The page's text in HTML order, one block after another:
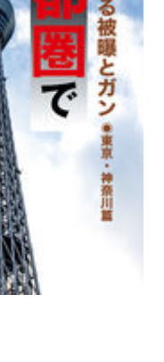
演会
ントダウンinかわさ
ントダウンinかわさ
ウントダウンinかわ
ウントダウンinかわ